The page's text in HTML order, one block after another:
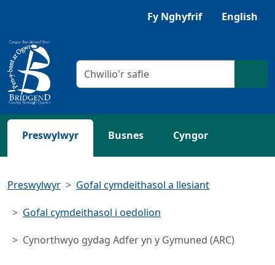
Gwrandewch gyda Browsealoud
Fy Nghyfrif English
Meini prawf chwilio
Preswylwyr Busnes Cyngor
Preswylwyr Gofal cymdeithasol a llesiant
Gofal cymdeithasol i oedolion
Cynorthwyo gydag Adfer yn y Gymuned (ARC)